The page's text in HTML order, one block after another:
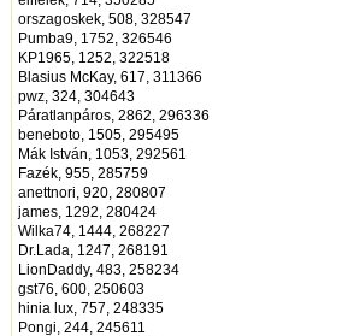
orszagoskek, 508, 328547
Pumba9, 1752, 326546
KP1965, 1252, 322518
Blasius McKay, 617, 311366
pwz, 324, 304643
Páratlanpáros, 2862, 296336
beneboto, 1505, 295495
Mák István, 1053, 292561
Fazék, 955, 285759
anettnori, 920, 280807
james, 1292, 280424
Wilka74, 1444, 268227
Dr.Lada, 1247, 268191
LionDaddy, 483, 258234
gst76, 600, 250603
hinia lux, 757, 248335
Pongi, 244, 245611